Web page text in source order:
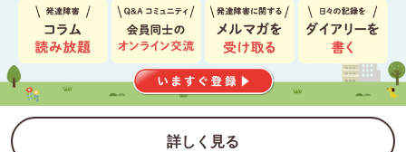
詳しく見る